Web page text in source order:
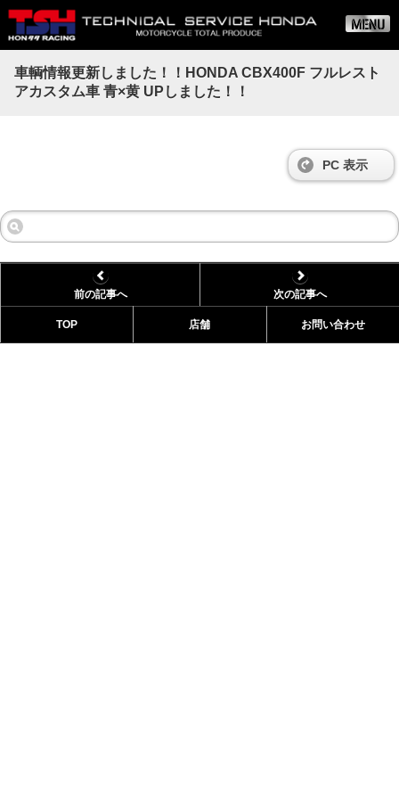
車輌情報更新しました！！HONDA CBX400F フルレスト
アカスタム車 青×黄 UPしました！！
PC 表示
前の記事へ 次の記事へ
TOP 店舗 お問い合わせ